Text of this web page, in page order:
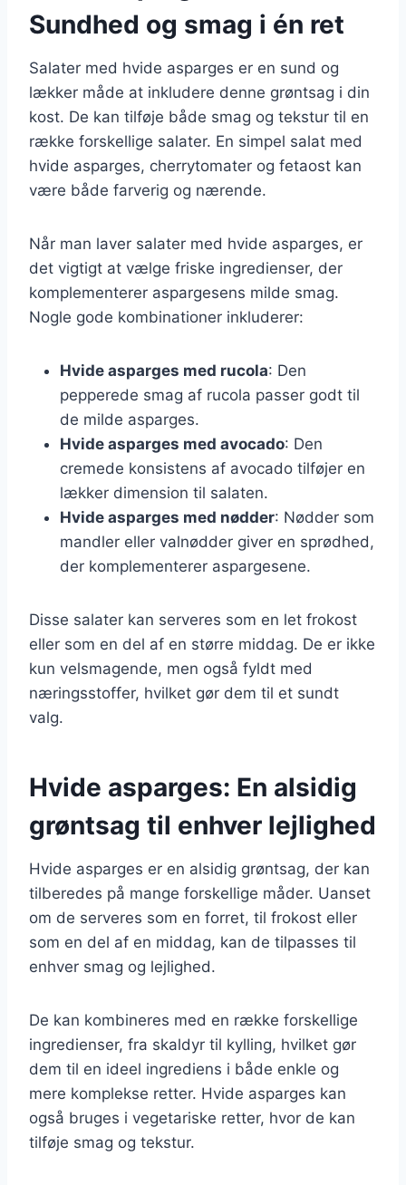
Sundhed og smag i én ret
Salater med hvide asparges er en sund og
lækker måde at inkludere denne grøntsag i din
kost. De kan tilføje både smag og tekstur til en
række forskellige salater. En simpel salat med
hvide asparges, cherrytomater og fetaost kan
være både farverig og nærende.
Når man laver salater med hvide asparges, er
det vigtigt at vælge friske ingredienser, der
komplementerer aspargesens milde smag.
Nogle gode kombinationer inkluderer:
Hvide asparges med rucola: Den
pepperede smag af rucola passer godt til
de milde asparges.
Hvide asparges med avocado: Den
cremede konsistens af avocado tilføjer en
lækker dimension til salaten.
Hvide asparges med nødder: Nødder som
mandler eller valnødder giver en sprødhed,
der komplementerer aspargesene.
Disse salater kan serveres som en let frokost
eller som en del af en større middag. De er ikke
kun velsmagende, men også fyldt med
næringsstoffer, hvilket gør dem til et sundt
valg.
Hvide asparges: En alsidig
grøntsag til enhver lejlighed
Hvide asparges er en alsidig grøntsag, der kan
tilberedes på mange forskellige måder. Uanset
om de serveres som en forret, til frokost eller
som en del af en middag, kan de tilpasses til
enhver smag og lejlighed.
De kan kombineres med en række forskellige
ingredienser, fra skaldyr til kylling, hvilket gør
dem til en ideel ingrediens i både enkle og
mere komplekse retter. Hvide asparges kan
også bruges i vegetariske retter, hvor de kan
tilføje smag og tekstur.